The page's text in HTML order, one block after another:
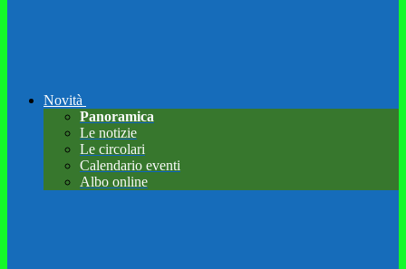
Novità
Panoramica
Le notizie
Le circolari
Calendario eventi
Albo online